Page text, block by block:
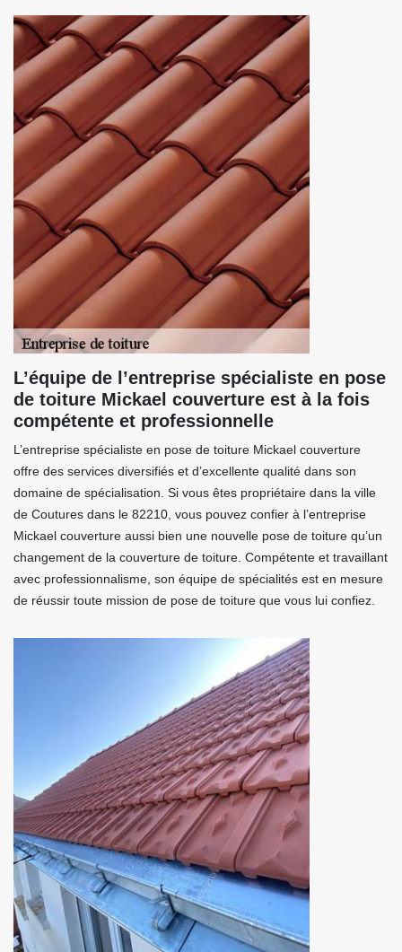
L’équipe de l’entreprise spécialiste en pose
de toiture Mickael couverture est à la fois
compétente et professionnelle
L’entreprise spécialiste en pose de toiture Mickael couverture
offre des services diversifiés et d’excellente qualité dans son
domaine de spécialisation. Si vous êtes propriétaire dans la ville
de Coutures dans le 82210, vous pouvez confier à l’entreprise
Mickael couverture aussi bien une nouvelle pose de toiture qu’un
changement de la couverture de toiture. Compétente et travaillant
avec professionnalisme, son équipe de spécialités est en mesure
de réussir toute mission de pose de toiture que vous lui confiez.